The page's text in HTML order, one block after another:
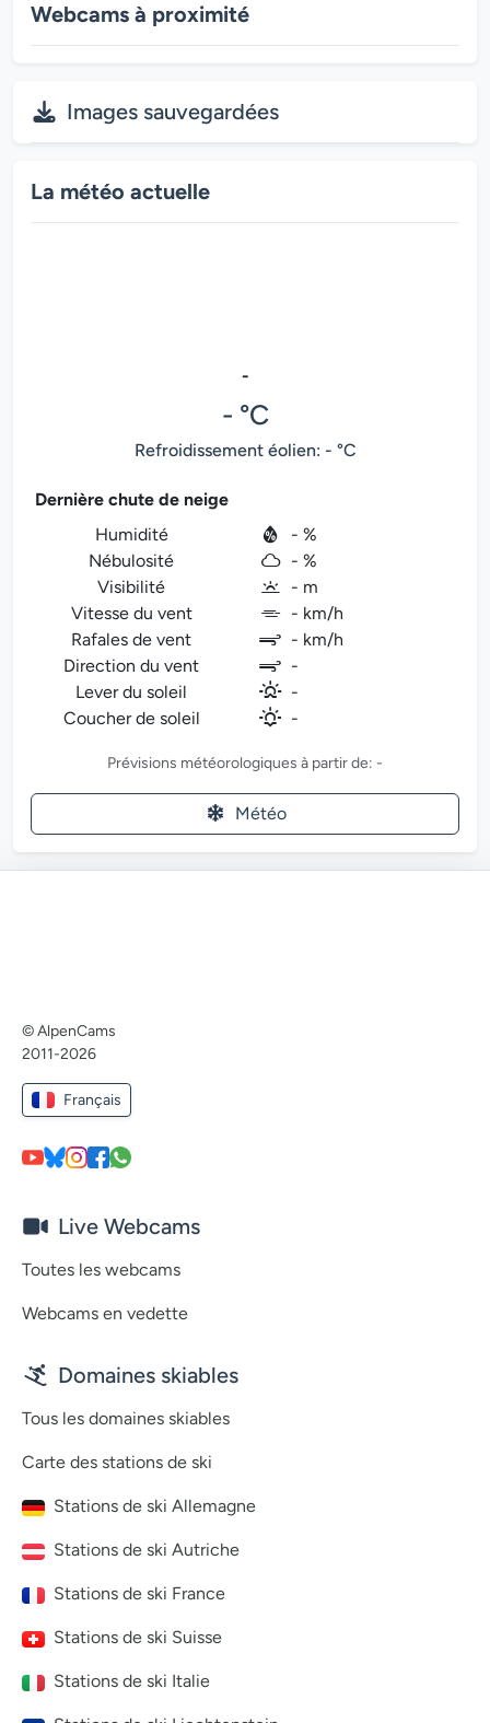
Webcams à proximité
Images sauvegardées
La météo actuelle
-
- °C
Refroidissement éolien: - °C
Dernière chute de neige
Humidité
- %
Nébulosité
- %
Visibilité
- m
Vitesse du vent
- km/h
Rafales de vent
- km/h
Direction du vent
-
Lever du soleil
-
Coucher de soleil
-
Prévisions météorologiques à partir de: -
Météo
© AlpenCams
2011-2026
Français
Live Webcams
Toutes les webcams
Webcams en vedette
Domaines skiables
Tous les domaines skiables
Carte des stations de ski
Stations de ski Allemagne
Stations de ski Autriche
Stations de ski France
Stations de ski Suisse
Stations de ski Italie